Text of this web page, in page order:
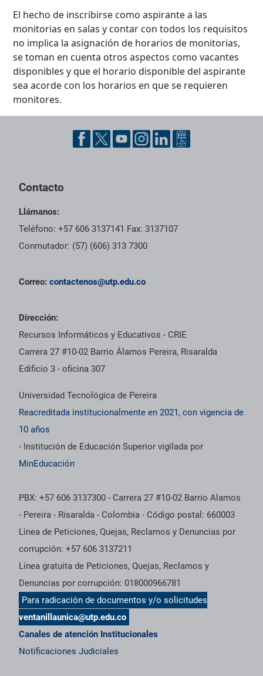
El hecho de inscribirse como aspirante a las
monitorias en salas y contar con todos los requisitos
no implica la asignación de horarios de monitorias,
se toman en cuenta otros aspectos como vacantes
disponibles y que el horario disponible del aspirante
sea acorde con los horarios en que se requieren
monitores.
Contacto
Llámanos:
Teléfono: +57 606 3137141 Fax: 3137107
Conmutador: (57) (606) 313 7300
Correo: contactenos@utp.edu.co
Dirección:
Recursos Informáticos y Educativos - CRIE
Carrera 27 #10-02 Barrio Álamos Pereira, Risaralda
Edificio 3 - oficina 307
Universidad Tecnológica de Pereira
Reacreditada institucionalmente en 2021, con vigencia de
10 años
- Institución de Educación Superior vigilada por
MinEducación
PBX: +57 606 3137300 - Carrera 27 #10-02 Barrio Alamos
- Pereira - Risaralda - Colombia - Código postal: 660003
Línea de Peticiones, Quejas, Reclamos y Denuncias por
corrupción: +57 606 3137211
Línea gratuita de Peticiones, Quejas, Reclamos y
Denuncias por corrupción: 018000966781
Para radicación de documentos y/o solicitudes
ventanillaunica@utp.edu.co
Canales de atención Institucionales
Notificaciones Judiciales